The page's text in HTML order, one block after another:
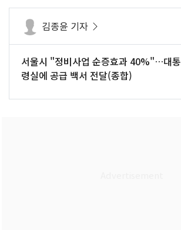
김종윤 기자
서울시 "정비사업 순증효과 40%"…대통
령실에 공급 백서 전달(종합)